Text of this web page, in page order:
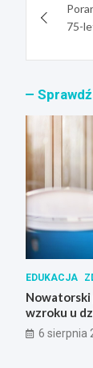
wpisu
75-
EDUKACJA
Nowatorski
wzroku u
6 sierpnia